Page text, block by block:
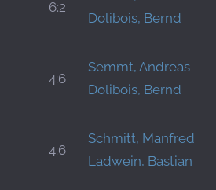
6:2
Dolibois, Bernd
4:6
Semmt, Andreas
Dolibois, Bernd
4:6
Schmitt, Manfred
Ladwein, Bastian